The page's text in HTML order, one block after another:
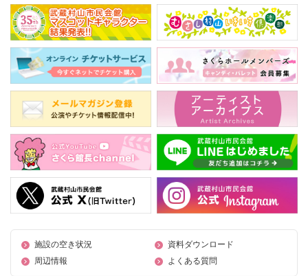
施設の空き状況
資料ダウンロード
周辺情報
よくある質問